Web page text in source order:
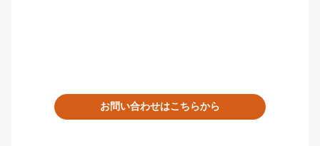
お問い合わせはこちらから